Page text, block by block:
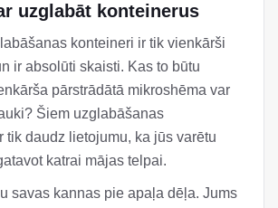
uzglabāt konteinerus
konteineri ir tik vienkārši
ir absolūti skaisti. Kas to būtu
pārstrādātā mikroshēma var
Šiem uzglabāšanas
tik daudz lietojumu, ka jūs varētu
katrai mājas telpai.
savas kannas pie apaļa dēļa. Jums